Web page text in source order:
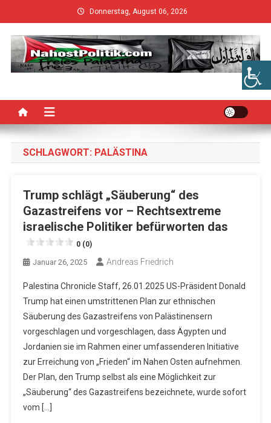
to
content
Donnerstag, August 06, 2026
SCHLAGWORT: PALÄSTINA
Trump schlägt „Säuberung“ des
Gazastreifens vor – Rechtsextreme
israelische Politiker befürworten das
0 (0)
Januar 26, 2025 Andreas Friedrich
Palestina Chronicle Staff, 26.01.2025 US-Präsident Donald
Trump hat einen umstrittenen Plan zur ethnischen
Säuberung des Gazastreifens von Palästinensern
vorgeschlagen und vorgeschlagen, dass Ägypten und
Jordanien sie im Rahmen einer umfassenderen Initiative
zur Erreichung von „Frieden“ im Nahen Osten aufnehmen.
Der Plan, den Trump selbst als eine Möglichkeit zur
„Säuberung“ des Gazastreifens bezeichnete, wurde sofort
vom […]